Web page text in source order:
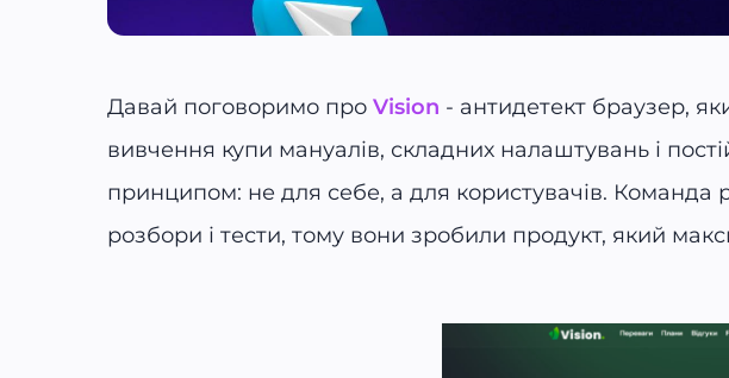
Давай поговоримо про Vision - антидетект браузер,
вивчення купи мануалів, складних налаштувань і
принципом: не для себе, а для користувачів. Команда
розбори і тести, тому вони зробили продукт, який